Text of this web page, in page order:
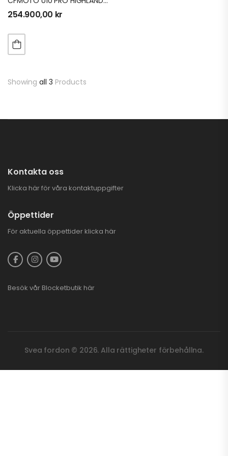
254.900,00 kr
Showing all 3 Products
Kontakta oss
Klicka här för våra kontaktuppgifter
Öppettider
För aktuella öppettider klicka här
Besök vår Blocketbutik här
Svea fordon © 2026. Alla rättigheter förbehållna.